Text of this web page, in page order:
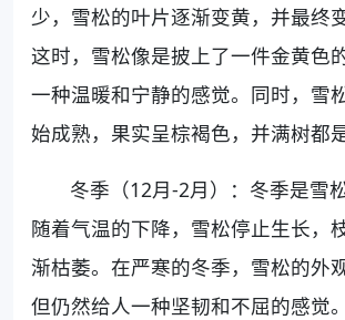
少，雪松的叶片逐渐变黄，并最终
这时，雪松像是披上了一件金黄色
一种温暖和宁静的感觉。同时，雪
始成熟，果实呈棕褐色，并满树都是
冬季（12月-2月）：冬季是雪
随着气温的下降，雪松停止生长，
渐枯萎。在严寒的冬季，雪松的外
但仍然给人一种坚韧和不屈的感觉